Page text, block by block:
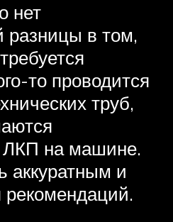
нет
разницы в том,
то проводится
труб,
ЛКП на машине.
аккуратным и
рекомендаций.